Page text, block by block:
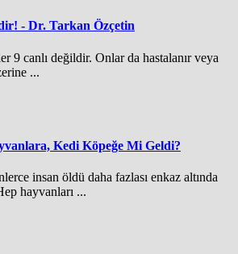
- Dr. Tarkan Özçetin
9 canlı değildir. Onlar da hastalanır veya
...
Kedi Köpeğe Mi Geldi?
insan öldü daha fazlası enkaz altında
hayvanları ...